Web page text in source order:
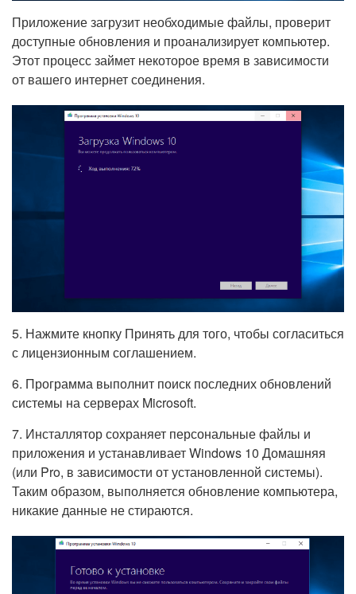
Приложение загрузит необходимые файлы, проверит
доступные обновления и проанализирует компьютер.
Этот процесс займет некоторое время в зависимости
от вашего интернет соединения.
5. Нажмите кнопку Принять для того, чтобы согласиться
с лицензионным соглашением.
6. Программа выполнит поиск последних обновлений
системы на серверах Microsoft.
7. Инсталлятор сохраняет персональные файлы и
приложения и устанавливает Windows 10 Домашняя
(или Pro, в зависимости от установленной системы).
Таким образом, выполняется обновление компьютера,
никакие данные не стираются.